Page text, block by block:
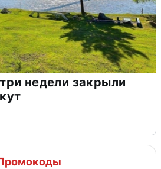
недели закрыли